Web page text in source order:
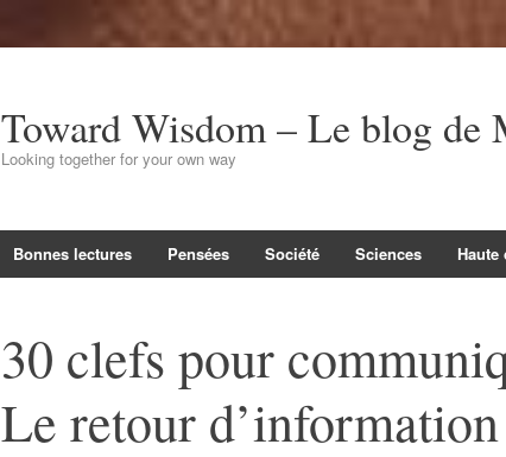
Toward Wisdom – Le blog de
Looking together for your own way
Bonnes lectures Pensées Société Sciences
30 clefs pour
Le retour